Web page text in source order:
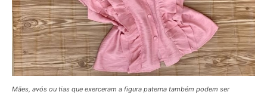
Mães, avós ou tias que exerceram a figura paterna também podem ser